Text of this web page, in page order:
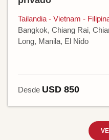
Tailandia - Vietnam -
Bangkok, Chiang Rai,
Long, Manila, El Nido
Desde USD 850